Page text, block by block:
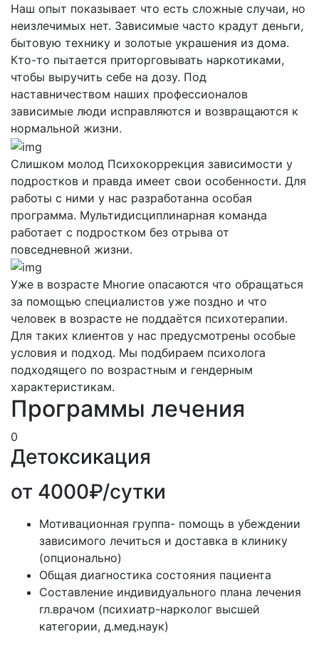
Наш опыт показывает что есть сложные случаи, но
неизлечимых нет. Зависимые часто крадут деньги,
бытовую технику и золотые украшения из дома.
Кто-то пытается приторговывать наркотиками,
чтобы выручить себе на дозу. Под
наставничеством наших профессионалов
зависимые люди исправляются и возвращаются к
нормальной жизни.
Слишком молод Психокоррекция зависимости у
подростков и правда имеет свои особенности. Для
работы с ними у нас разработанна особая
программа. Мультидисциплинарная команда
работает с подростком без отрыва от
повседневной жизни.
Уже в возрасте Многие опасаются что обращаться
за помощью специалистов уже поздно и что
человек в возрасте не поддаётся психотерапии.
Для таких клиентов у нас предусмотрены особые
условия и подход. Мы подбираем психолога
подходящего по возрастным и гендерным
характеристикам.
Программы лечения
0
Детоксикация
от 4000₽/сутки
Мотивационная группа- помощь в убеждении
зависимого лечиться и доставка в клинику
(опционально)
Общая диагностика состояния пациента
Составление индивидуального плана лечения
гл.врачом (психиатр-нарколог высшей
категории, д.мед.наук)